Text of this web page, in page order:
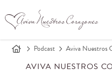
Podcast Aviva Nuestros
AVIVA NUESTROS